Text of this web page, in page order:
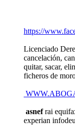
https://
Licenciado
cancelación,
quitar, sacar,
ficheros de
asnefrai
experian